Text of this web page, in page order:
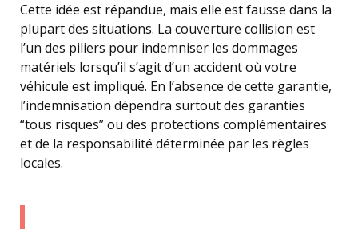
Cette idée est répandue, mais elle est fausse dans la
plupart des situations. La couverture collision est
l’un des piliers pour indemniser les dommages
matériels lorsqu’il s’agit d’un accident où votre
véhicule est impliqué. En l’absence de cette garantie,
l’indemnisation dépendra surtout des garanties
“tous risques” ou des protections complémentaires
et de la responsabilité déterminée par les règles
locales.